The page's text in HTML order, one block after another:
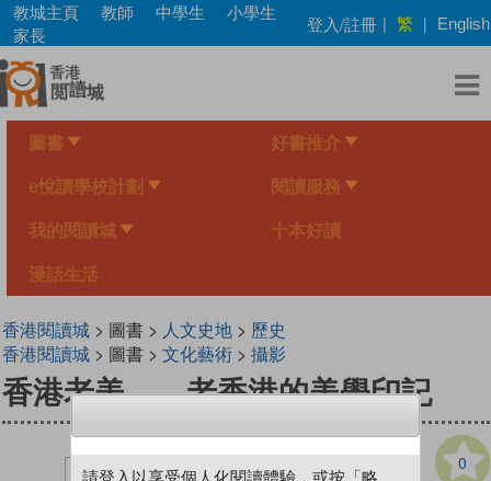
Skip
main
content
教城主頁 教師 中學生
小學生
家長
登入/註冊 | 繁 | English
圖書 好書推介
e悅讀學校計劃 閱讀服務
我的閱讀城 十本好讀
漫話生活
香港閱讀城> 圖書 > 人文史地> 歷史
香港閱讀城> 圖書 > 文化藝術> 攝影
香港老美——老香港的美學印記
0
請登入以享受個人化閱讀體驗，或按「略